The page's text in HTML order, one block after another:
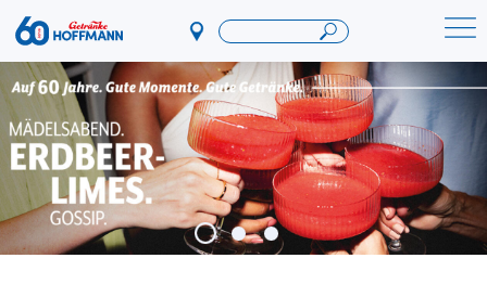
Direkt
zum
Inhalt
Startseite Getränke Hoffmann